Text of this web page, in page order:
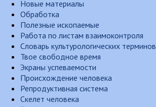
Новые материалы
Обработка
Полезные ископаемые
Работа по листам взаимоконтроля
Словарь культурологических терминов
Твое свободное время
Экраны успеваемости
Происхождение человека
Репродуктивная система
Скелет человека